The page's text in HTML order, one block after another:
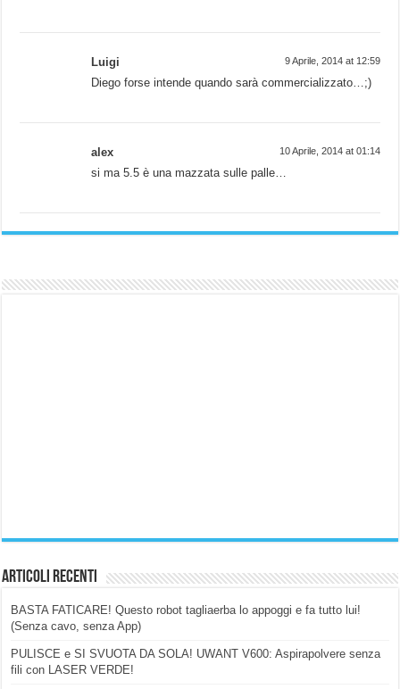
Luigi 9 Aprile, 2014 at 12:59
Diego forse intende quando sarà commercializzato…;)
alex 10 Aprile, 2014 at 01:14
si ma 5.5 è una mazzata sulle palle…
Articoli Recenti
BASTA FATICARE! Questo robot tagliaerba lo appoggi e fa tutto lui!
(Senza cavo, senza App)
PULISCE e SI SVUOTA DA SOLA! UWANT V600: Aspirapolvere senza
fili con LASER VERDE!